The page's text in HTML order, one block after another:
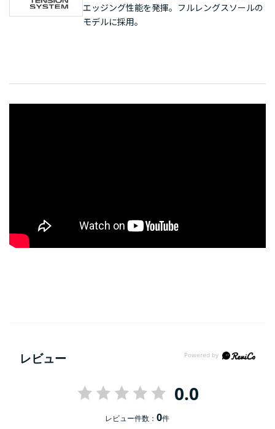
エッジング性能を発揮。フルレングスソールの
モデルに採用。
レビュー
0.0
レビュー件数：0件